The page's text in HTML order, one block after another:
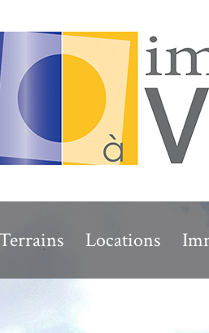
Locations